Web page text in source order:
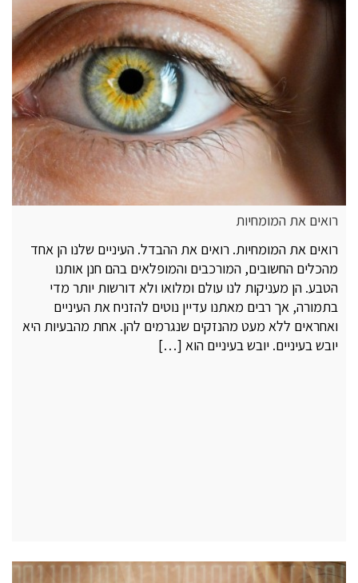
רואים את המומחיות
רואים את המומחיות. רואים את ההבדל. העיניים שלנו הן אחד
מהכלים החשובים, המורכבים והמופלאים בהם חנן אותנו
הטבע. הן מעניקות לנו עולם ומלואו ולא דורשות יותר מדי
בתמורה, אך רבים מאתנו עדיין נוטים להזניח את העיניים
ואחראים ללא מעט מהנזקים שנגרמים להן. אחת מהבעיות היא
יובש בעיניים. יובש בעיניים הוא […]